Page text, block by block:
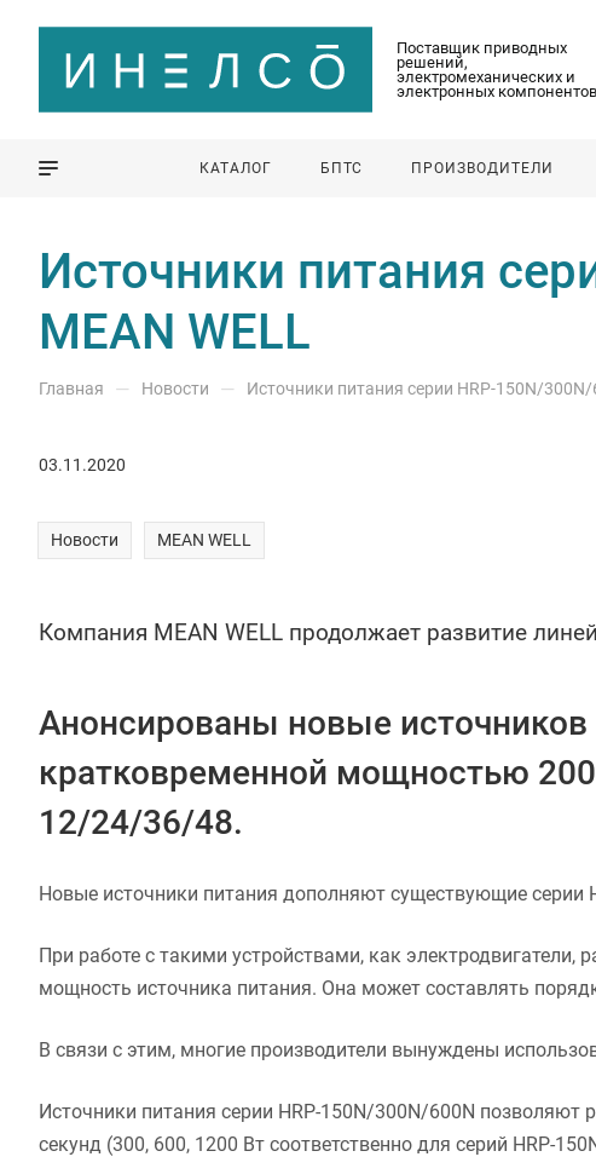
Поставщик приводных
решений,
электромеханических и
электронных компонентов
КАТАЛОГ БПТС ПРОИЗВОДИТЕЛИ
Источники питания
MEAN WELL
Главная — Новости — Источники питания серии HRP-150N/300N/
03.11.2020
Новости MEAN WELL
Компания MEAN WELL продолжает развитие
Анонсированы новые источников
кратковременной мощностью
12/24/36/48.
Новые источники питания дополняют существующие
При работе с такими устройствами, как
мощность источника питания. Она может составлять
В связи с этим, многие производители вынуждены
Источники питания серии HRP-150N/300N/600N
секунд (300, 600, 1200 Вт соответственно для серий HRP-